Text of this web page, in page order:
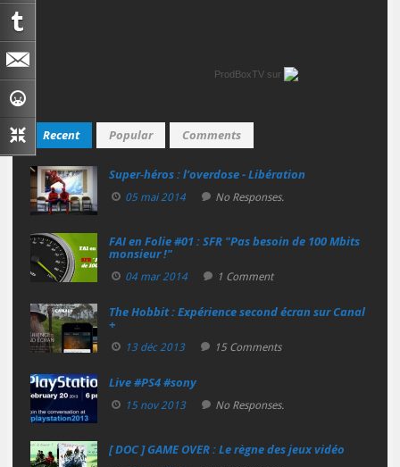
ProdBoxTV sur
Recent Popular Comments
Super‑héros : l’overdose - Libération
05 mai 2014 No Responses.
FAI en Folie #01 : SFR "Pas besoin de 100 Mbits
monsieur !"
04 mar 2014 1 Comment
The Hobbit : Expérience second écran sur Canal
+
13 déc 2013 15 Comments
Live #PS4 #sony
15 nov 2013 No Responses.
[ DOC ] GAME OVER : Le règne des jeux vidéo